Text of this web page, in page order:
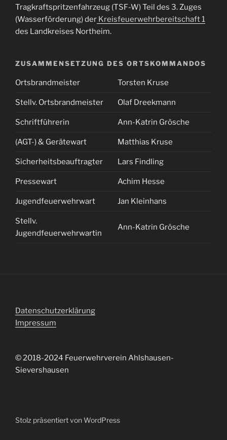
Tragkraftspritzenfahrzeug (TSF-W) Teil des 3. Zuges
(Wasserförderung) der Kreisfeuerwehrbereitschaft 1
des Landkreises Northeim.
ZUSAMMENSETZUNG DES ORTSKOMMANDOS
Ortsbrandmeister Torsten Kruse
Stellv. Ortsbrandmeister Olaf Dreekmann
Schriftführerin Ann-Katrin Grösche
(AGT-) & Gerätewart Matthias Kruse
Sicherheitsbeauftragter Lars Findling
Pressewart Achim Hesse
Jugendfeuerwehrwart Jan Kleinhans
Stellv.
Jugendfeuerwehrwartin
Ann-Katrin Grösche
Datenschutzerklärung
Impressum
© 2018-2024 Feuerwehrverein Ahlshausen-
Sievershausen
Stolz präsentiert von WordPress